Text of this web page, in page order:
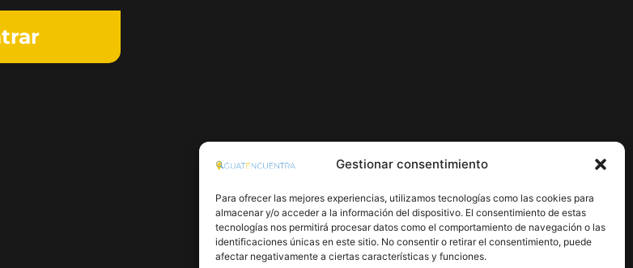
Gestionar consentimiento
Para ofrecer las mejores experiencias, utilizamos tecnologías como las cookies para
almacenar y/o acceder a la información del dispositivo. El consentimiento de estas
tecnologías nos permitirá procesar datos como el comportamiento de navegación o las
identificaciones únicas en este sitio. No consentir o retirar el consentimiento, puede
afectar negativamente a ciertas características y funciones.